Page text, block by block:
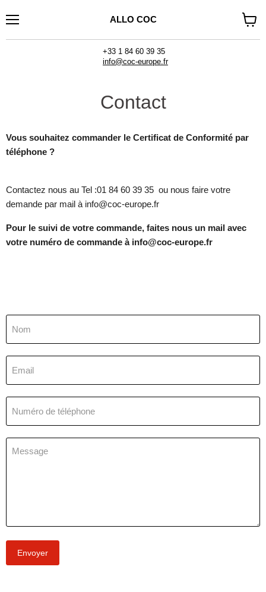
ALLO COC
+33 1 84 60 39 35
info@coc-europe.fr
le
Contact
Vous souhaitez commander le Certificat de Conformité par
téléphone ?
Contactez nous au Tel :01 84 60 39 35 ou nous faire votre
demande par mail à info@coc-europe.fr
Pour le suivi de votre commande, faites nous un mail avec
votre numéro de commande à info@coc-europe.fr
Nom
Email
Numéro de téléphone
Message
Envoyer